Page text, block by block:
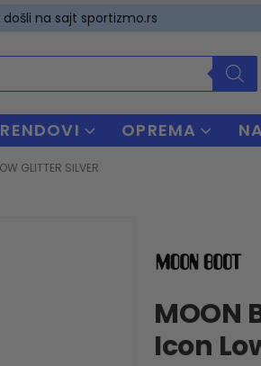
došli na sajt sportizmo.rs
OPREMA
GLITTER SILVER
MOON
Icon